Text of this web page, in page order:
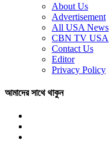
About Us
Advertisement
All USA News
CBN TV USA
Contact Us
Editor
Privacy Policy
আমাদের সাথে থাকুন